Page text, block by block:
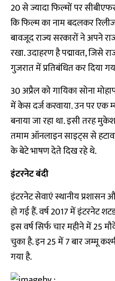
20 से ज्यादा फिल्मों पर
कि फिल्म का नाम बदलकर
बावजूद राज्य सरकारों ने अपने
रखा. उदाहरण है पद्मावत, जिसे
गुजरात में प्रतिबंधित कर दिया
30 अप्रैल को गायिका सोना
में केस दर्ज करवाया. उन पर एक
बनाया जा रहा था. इसी तरह
तमाम ऑनलाइन साइट्स से
के बेटे भाषण देते दिख रहे थे.
इंटरनेट बंदी
इंटरनेट सेवाएं स्थानीय प्रशासन
हो गई हैं. वर्ष 2017 में इंटरनेट
इस वर्ष सिर्फ चार महीने में 25
चुका है. इन 25 में 7 बार जम्मू
गया है.